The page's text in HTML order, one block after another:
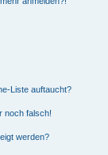
Liste auftaucht?
noch falsch!
werden?